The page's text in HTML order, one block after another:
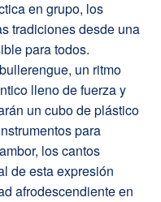
en grupo, los
tradiciones desde una
para todos.
un ritmo
lleno de fuerza y
un cubo de plástico
para
los cantos
de esta expresión
afrodescendiente en